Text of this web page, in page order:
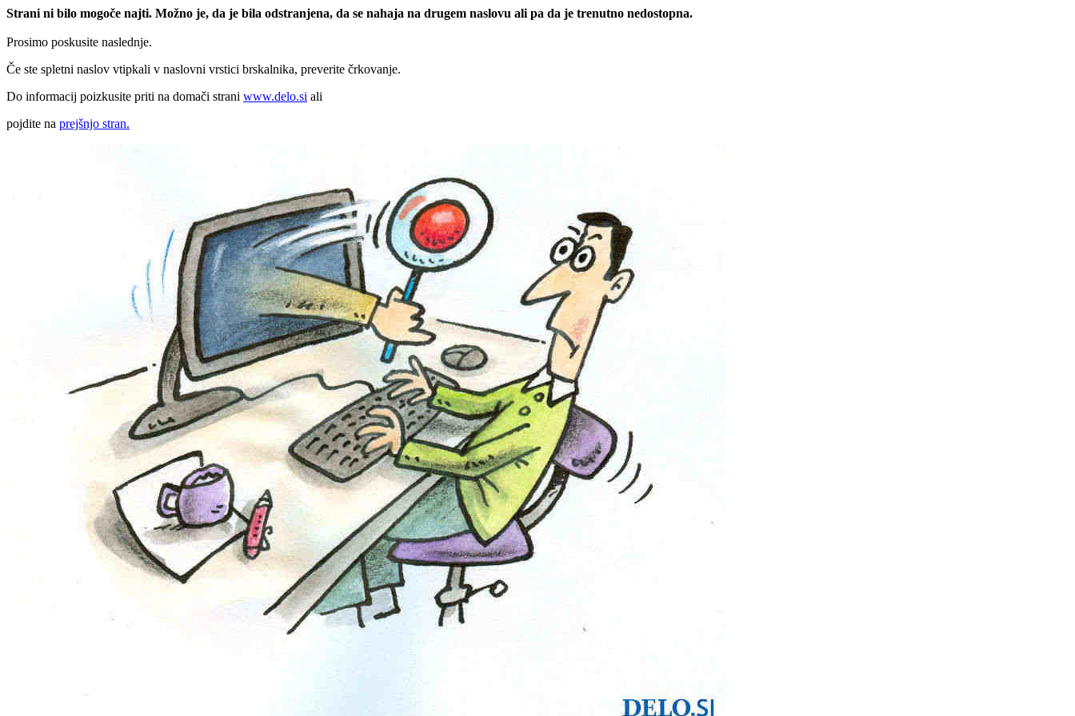
Strani ni bilo mogoče najti. Možno je, da je bila odstranjena, da se nahaja na drugem naslovu ali pa da je trenutno nedostopna.
Prosimo poskusite naslednje.
Če ste spletni naslov vtipkali v naslovni vrstici brskalnika, preverite črkovanje.
Do informacij poizkusite priti na domači strani www.delo.si ali
pojdite na prejšnjo stran.